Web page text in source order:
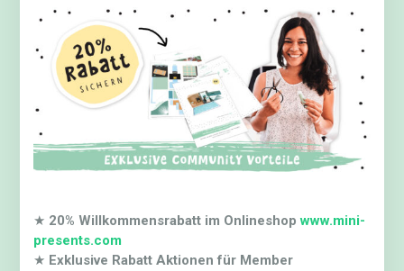
★ 20% Willkommensrabatt im Onlineshopwww.mini-
presents.com
★ Exklusive Rabatt Aktionen für Member